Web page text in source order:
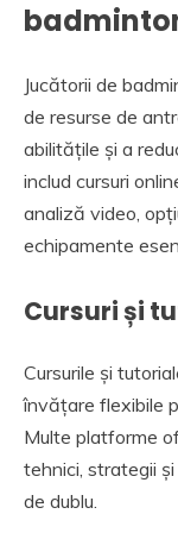
Jucătorii de
de resurse de
abilitățile și a
includ cursuri
analiză video,
echipamente
Cursuri și
Cursurile și
învățare flexibile
Multe platforme
tehnici, strategii
de dublu.